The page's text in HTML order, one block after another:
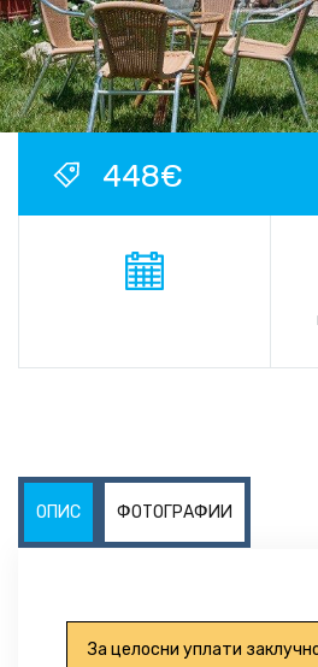
448€
ОПИС ФОТОГРАФИИ
За целосни уплати